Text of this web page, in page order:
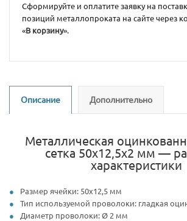
Сформируйте и оплатите заявку на
позиций металлопроката на сайте через
«В корзину».
Описание Дополнительно
Металлическая
сетка 50х12,5х2 мм —
характеристики
Размер ячейки: 50х12,5 мм
Тип используемой проволоки: гладкая
Диаметр проволоки: Ø 2 мм